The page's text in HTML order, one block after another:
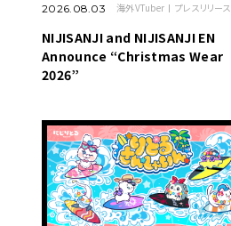
2026.08.03 海外VTuber プレスリリース
NIJISANJI and NIJISANJI EN
Announce “Christmas Wear
2026”